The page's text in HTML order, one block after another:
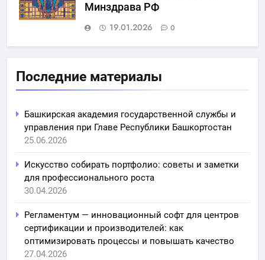
Минздрава РФ
19.01.2026
0
Последние материалы
Башкирская академия государственной службы и
управления при Главе Республики Башкортостан
25.06.2026
Искусство собирать портфолио: советы и заметки
для профессионального роста
30.04.2026
Регламентум — инновационный софт для центров
сертификации и производителей: как
оптимизировать процессы и повышать качество
27.04.2026